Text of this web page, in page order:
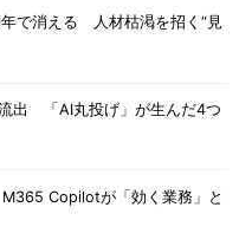
で消える 人材枯渇を招く“見
出 「AI丸投げ」が生んだ4つ
Copilotが「効く業務」と